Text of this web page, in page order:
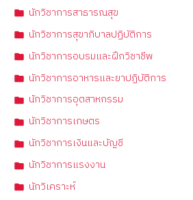
นักวิชาการสาธารณสุข
นักวิชาการสุขาภิบาลปฏิบัติการ
นักวิชาการอบรมและฝึกวิชาชีพ
นักวิชาการอาหารและยาปฏิบัติการ
นักวิชาการอุตสาหกรรม
นักวิชาการเกษตร
นักวิชาการเงินและบัญชี
นักวิชาการแรงงาน
นักวิเคราะห์